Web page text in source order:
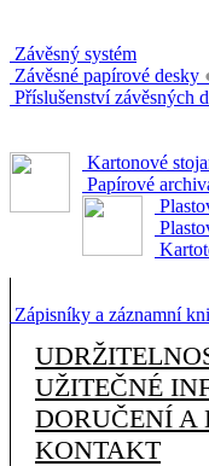
Závěsný systém
Závěsné papírové desky
Příslušenství závěsných
Kartonové
Papírové
Zápisníky a záznamní
UŽITEČNÉ
DORUČENÍ A
KONTAKT